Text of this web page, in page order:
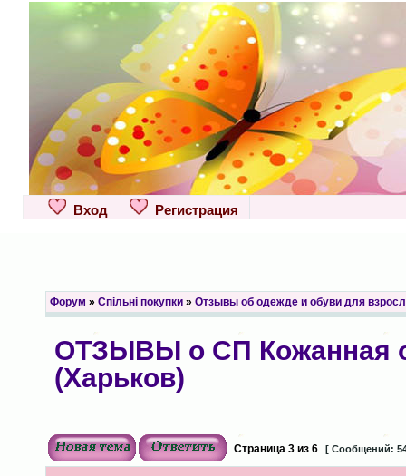
Вход Регистрация
Форум » Спільні покупки» Отзывы об одежде и обуви для
ОТЗЫВЫ о СП Кожанная
(Харьков)
Страница 3из 6 [ Сообщений: